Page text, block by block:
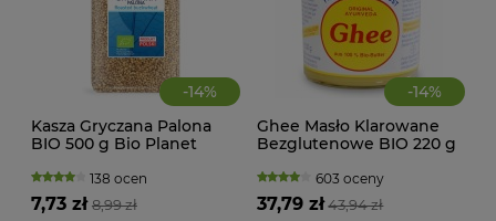
-14%
Kasza Gryczana Palona
BIO 500 g Bio Planet
138 ocen
8,99 zł
7,73 zł
-14%
Ghee Masło Klarowane
Bezglutenowe BIO 220 g
603 oceny
43,94 zł
37,79 zł